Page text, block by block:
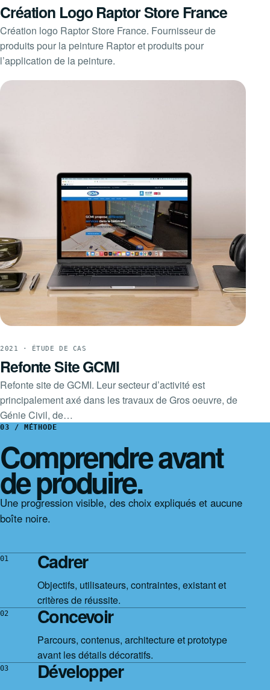
Création Logo Raptor Store France
Création logo Raptor Store France. Fournisseur de
produits pour la peinture Raptor et produits pour
l’application de la peinture.
2021 · ÉTUDE DE CAS
Refonte Site GCMI
Refonte site de GCMI. Leur secteur d’activité est
principalement axé dans les travaux de Gros oeuvre, de
Génie Civil, de…
03 / MÉTHODE
Comprendre avant
de produire.
Une progression visible, des choix expliqués et aucune
boîte noire.
01 Cadrer
Objectifs, utilisateurs, contraintes, existant et
critères de réussite.
02 Concevoir
Parcours, contenus, architecture et prototype
avant les détails décoratifs.
03 Développer